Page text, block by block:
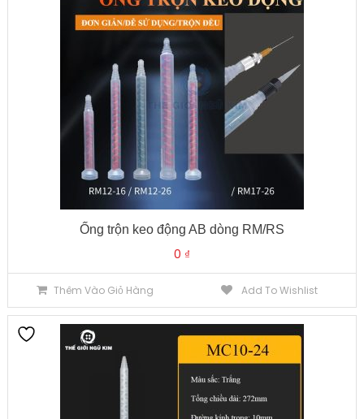
Ống trộn keo động AB dòng RM/RS
0 ₫
Thêm Vào Giỏ Hàng Add To Wishlist